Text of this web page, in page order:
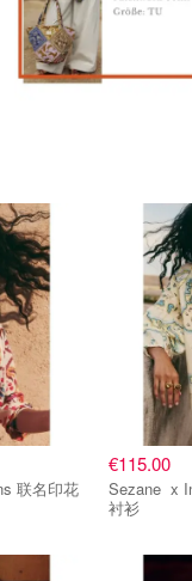
€115.00
Sezane x Inoui Editions 联名印花
衬衫